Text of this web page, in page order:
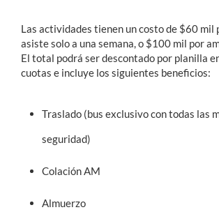
Las actividades tienen un costo de $60 mil
asiste solo a una semana, o $100 mil por
El total podrá ser descontado por planilla
cuotas e incluye los siguientes beneficios:
Traslado (bus exclusivo con todas las
seguridad)
Colación AM
Almuerzo